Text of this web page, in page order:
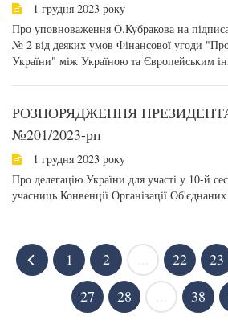
1 грудня 2023 року
Про уповноваження О.Кубракова на
№ 2 від деяких умов Фінансової угоди
України" між Україною та Європейським
РОЗПОРЯДЖЕННЯ
№201/2023-рп
1 грудня 2023 року
Про делегацію України для участі у 10-й
учасниць Конвенції Організації
1 2 22 23
27
28 38